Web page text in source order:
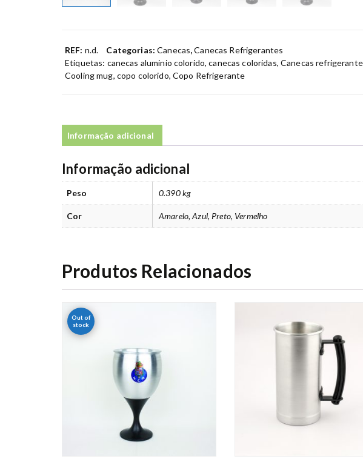
REF: n.d. Categorias:Canecas,Canecas Refrigerantes
Etiquetas: canecas aluminio colorido,canecas coloridas, Canecas
Cooling mug, copo colorido, Copo Refrigerante
Informação adicional
Informação adicional
Peso 0.390 kg
Cor Amarelo, Azul, Preto, Vermelho
Produtos Relacionados
Out of
stock